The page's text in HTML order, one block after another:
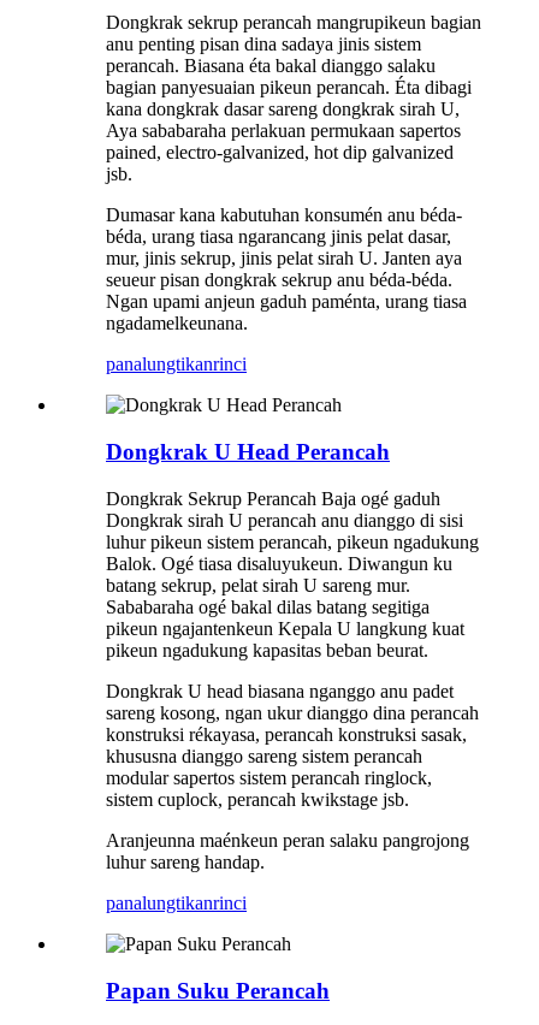
Dongkrak sekrup perancah mangrupikeun bagian
anu penting pisan dina sadaya jinis sistem
perancah. Biasana éta bakal dianggo salaku
bagian panyesuaian pikeun perancah. Éta dibagi
kana dongkrak dasar sareng dongkrak sirah U,
Aya sababaraha perlakuan permukaan sapertos
pained, electro-galvanized, hot dip galvanized
jsb.
Dumasar kana kabutuhan konsumén anu béda-
béda, urang tiasa ngarancang jinis pelat dasar,
mur, jinis sekrup, jinis pelat sirah U. Janten aya
seueur pisan dongkrak sekrup anu béda-béda.
Ngan upami anjeun gaduh paménta, urang tiasa
ngadamelkeunana.
panalungtikanrinci
Dongkrak U Head Perancah
Dongkrak Sekrup Perancah Baja ogé gaduh
Dongkrak sirah U perancah anu dianggo di sisi
luhur pikeun sistem perancah, pikeun ngadukung
Balok. Ogé tiasa disaluyukeun. Diwangun ku
batang sekrup, pelat sirah U sareng mur.
Sababaraha ogé bakal dilas batang segitiga
pikeun ngajantenkeun Kepala U langkung kuat
pikeun ngadukung kapasitas beban beurat.
Dongkrak U head biasana nganggo anu padet
sareng kosong, ngan ukur dianggo dina perancah
konstruksi rékayasa, perancah konstruksi sasak,
khususna dianggo sareng sistem perancah
modular sapertos sistem perancah ringlock,
sistem cuplock, perancah kwikstage jsb.
Aranjeunna maénkeun peran salaku pangrojong
luhur sareng handap.
panalungtikanrinci
Papan Suku Perancah